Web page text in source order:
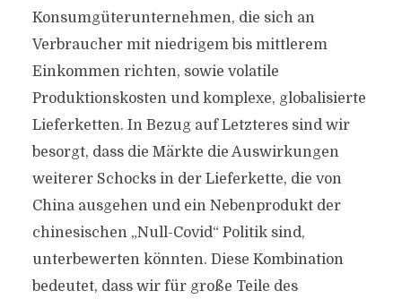
Konsumgüterunternehmen, die sich an
Verbraucher mit niedrigem bis mittlerem
Einkommen richten, sowie volatile
Produktionskosten und komplexe, globalisierte
Lieferketten. In Bezug auf Letzteres sind wir
besorgt, dass die Märkte die Auswirkungen
weiterer Schocks in der Lieferkette, die von
China ausgehen und ein Nebenprodukt der
chinesischen „Null-Covid“ Politik sind,
unterbewerten könnten. Diese Kombination
bedeutet, dass wir für große Teile des